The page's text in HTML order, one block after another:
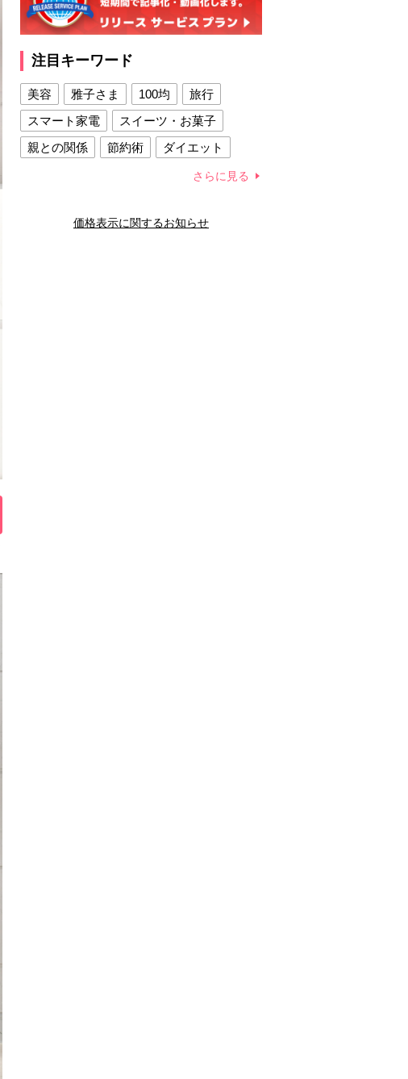
注目キーワード
美容 雅子さま 100均
旅行
スマート家電
スイーツ・お菓子
親との関係
節約術
ダイエット
夫との関係
新津春子 どか食い
さらに見る
価格表示に関するお知らせ